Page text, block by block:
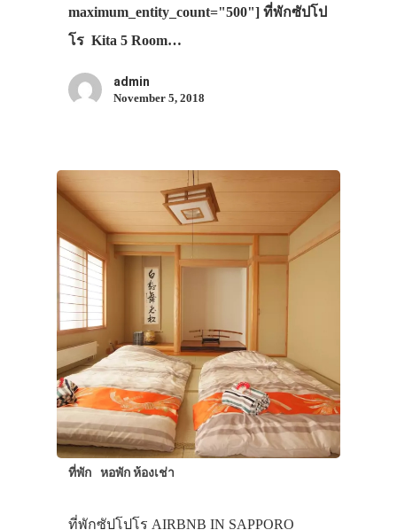
maximum_entity_count="500"] ที่พักซัปโป
โร Kita 5 Room…
admin
November 5, 2018
ที่พัก หอพัก ห้องเช่า
ที่พักซัปโปโร AIRBNB IN SAPPORO